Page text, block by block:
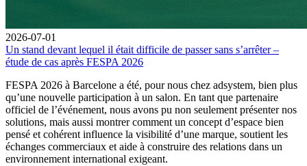
2026-07-01
Un stand devant lequel il était difficile de passer sans s’arrêter –
étude de cas après FESPA 2026
FESPA 2026 à Barcelone a été, pour nous chez adsystem, bien plus
qu’une nouvelle participation à un salon. En tant que partenaire
officiel de l’événement, nous avons pu non seulement présenter nos
solutions, mais aussi montrer comment un concept d’espace bien
pensé et cohérent influence la visibilité d’une marque, soutient les
échanges commerciaux et aide à construire des relations dans un
environnement international exigeant.